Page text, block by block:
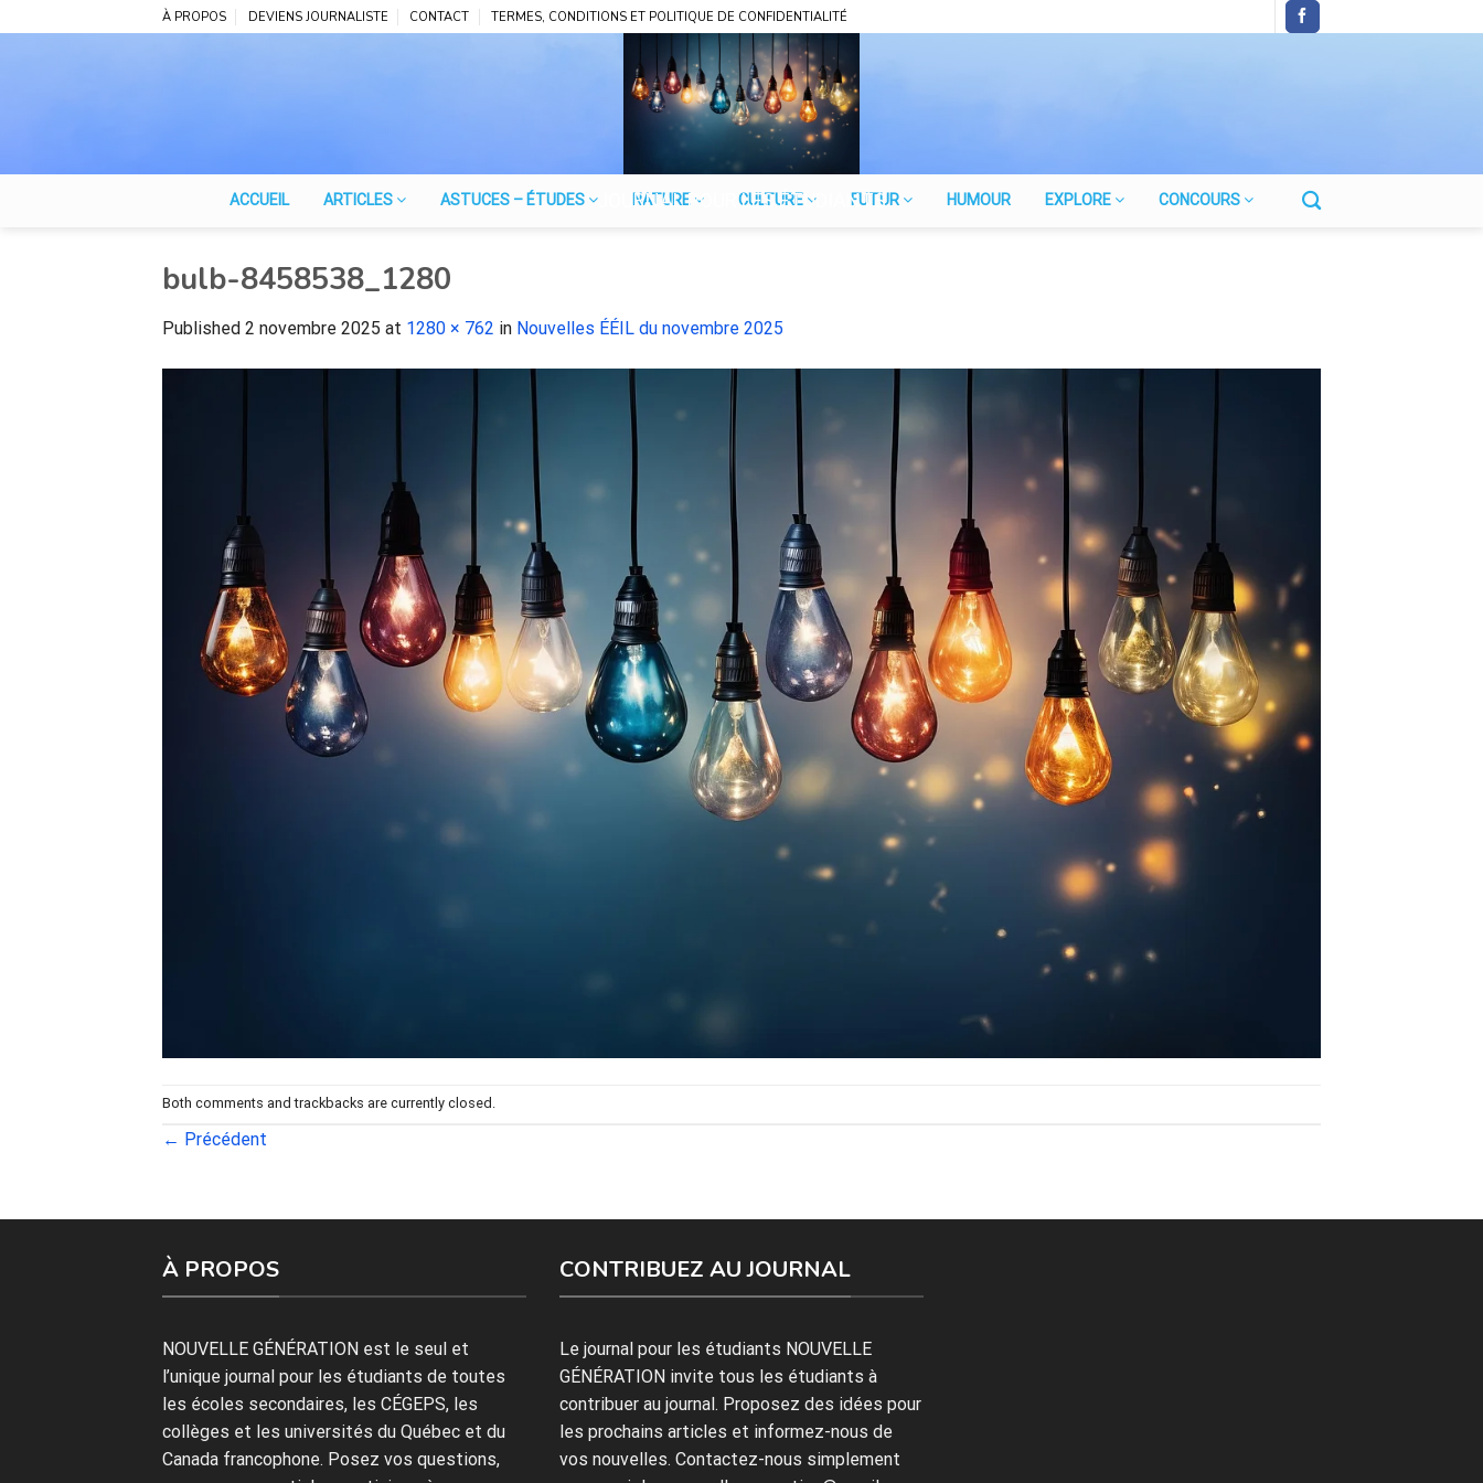
to
À PROPOS DEVIENS JOURNALISTE CONTACT TERMES, CONDITIONS ET POLITIQUE DE CONFIDENTIALITÉ
JOURNAL POUR LES ÉTUDIANTS
ACCUEIL ARTICLES ASTUCES – ÉTUDES NATURE CULTURE FUTUR HUMOUR EXPLORE CONCOURS
bulb-8458538_1280
Published 2 novembre 2025 at 1280 × 762 in Nouvelles ÉÉIL du novembre 2025
Both comments and trackbacks are currently closed.
← Précédent
À PROPOS
NOUVELLE GÉNÉRATION est le seul et
l’unique journal pour les étudiants de toutes
les écoles secondaires, les CÉGEPS, les
collèges et les universités du Québec et du
Canada francophone. Posez vos questions,
CONTRIBUEZ AU JOURNAL
Le journal pour les étudiants NOUVELLE
GÉNÉRATION invite tous les étudiants à
contribuer au journal. Proposez des idées pour
les prochains articles et informez-nous de
vos nouvelles. Contactez-nous simplement